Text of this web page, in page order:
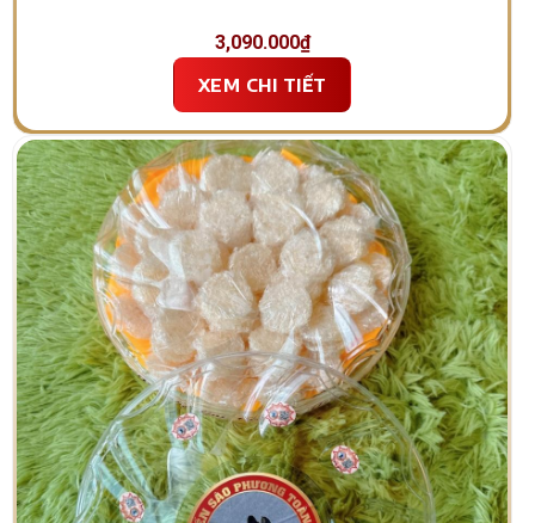
3,090.000₫
XEM CHI TIẾT